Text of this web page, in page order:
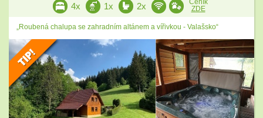
4x 1x 2x
Ceník
ZDE
„Roubená chalupa se zahradním altánem a vířivkou - Valašsko“